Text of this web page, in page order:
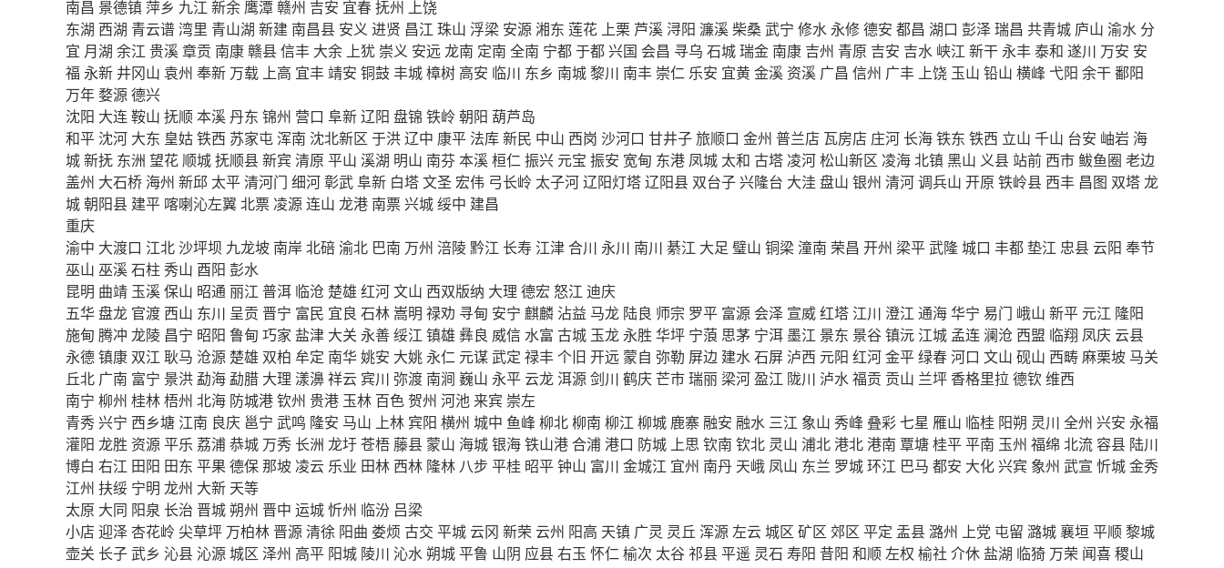
南昌 景德镇萍乡 九江 新余 鹰潭赣州 吉安 宜春抚州 上饶
东湖 西湖 青云谱湾里 青山湖 新建 南昌县 安义 进贤 昌江 珠山 浮梁 安源湘东 莲花 上栗 芦溪 浔阳 濂溪柴桑武宁 修水 永修德安 都昌 湖口 彭泽瑞昌 共青城 庐山 渝水 分
宜 月湖 余江 贵溪章贡 南康赣县信丰 大余 上犹 崇义 安远 龙南 定南 全南 宁都于都兴国 会昌 寻乌 石城瑞金 南康 吉州 青原 吉安 吉水 峡江 新干 永丰泰和 遂川 万安 安
福 永新 井冈山 袁州 奉新 万载 上高 宜丰靖安 铜鼓丰城樟树 高安 临川 东乡 南城黎川 南丰 崇仁 乐安 宜黄金溪 资溪 广昌 信州 广丰 上饶 玉山 铅山 横峰 弋阳 余干鄱阳
万年婺源德兴
沈阳 大连鞍山 抚顺本溪丹东 锦州 营口 阜新辽阳 盘锦 铁岭 朝阳 葫芦岛
和平 沈河 大东 皇姑铁西 苏家屯 浑南 沈北新区 于洪辽中 康平 法库新民 中山 西岗 沙河口 甘井子旅顺口 金州 普兰店 瓦房店 庄河 长海铁东 铁西 立山 千山 台安 岫岩 海
城新抚 东洲 望花 顺城抚顺县新宾 清原 平山 溪湖 明山 南芬 本溪桓仁振兴 元宝 振安 宽甸 东港 凤城 太和 古塔 凌河松山新区 凌海北镇黑山 义县 站前 西市 鲅鱼圈 老边
盖州 大石桥 海州 新邱 太平清河门 细河彰武阜新 白塔文圣宏伟 弓长岭 太子河辽阳灯塔辽阳县 双台子兴隆台 大洼 盘山 银州 清河调兵山 开原 铁岭县 西丰 昌图 双塔龙
城朝阳县 建平 喀喇沁左翼北票 凌源连山 龙港 南票兴城绥中 建昌
重庆
渝中 大渡口 江北沙坪坝 九龙坡 南岸北碚渝北 巴南 万州 涪陵黔江 长寿 江津合川 永川 南川 綦江 大足 璧山 铜梁潼南 荣昌 开州 梁平武隆城口 丰都 垫江 忠县 云阳 奉节
巫山 巫溪石柱 秀山 酉阳 彭水
昆明 曲靖 玉溪保山 昭通丽江 普洱 临沧 楚雄 红河文山 西双版纳 大理 德宏 怒江 迪庆
五华盘龙 官渡 西山 东川 呈贡 晋宁 富民 宜良 石林嵩明 禄劝 寻甸 安宁 麒麟 沾益 马龙 陆良 师宗 罗平 富源 会泽 宣威红塔 江川 澄江 通海华宁 易门 峨山 新平 元江 隆阳
施甸 腾冲 龙陵 昌宁 昭阳 鲁甸 巧家 盐津 大关 永善绥江 镇雄 彝良 威信水富 古城 玉龙 永胜 华坪 宁蒗 思茅 宁洱 墨江 景东 景谷镇沅 江城 孟连 澜沧 西盟 临翔 凤庆 云县
永德镇康 双江 耿马 沧源 楚雄 双柏 牟定 南华姚安 大姚 永仁 元谋武定 禄丰个旧 开远 蒙自 弥勒 屏边 建水石屏 泸西 元阳 红河金平绿春河口 文山 砚山 西畴麻栗坡 马关
丘北 广南 富宁 景洪 勐海 勐腊 大理 漾濞祥云 宾川 弥渡 南涧 巍山 永平 云龙 洱源剑川 鹤庆 芒市瑞丽 梁河盈江 陇川 泸水福贡 贡山 兰坪 香格里拉 德钦维西
南宁 柳州 桂林梧州 北海 防城港钦州 贵港 玉林 百色贺州 河池 来宾 崇左
青秀兴宁 西乡塘 江南 良庆 邕宁 武鸣 隆安 马山 上林 宾阳 横州 城中 鱼峰 柳北柳南 柳江 柳城 鹿寨融安 融水 三江 象山 秀峰 叠彩七星 雁山 临桂 阳朔 灵川 全州 兴安 永福
灌阳 龙胜 资源平乐 荔浦恭城 万秀 长洲 龙圩苍梧 藤县蒙山 海城银海铁山港合浦港口 防城 上思 钦南 钦北 灵山 浦北港北港南 覃塘桂平平南 玉州 福绵 北流 容县 陆川
博白 右江 田阳 田东 平果 德保那坡 凌云 乐业 田林 西林 隆林 八步 平桂 昭平钟山 富川 金城江 宜州 南丹 天峨 凤山 东兰 罗城环江 巴马 都安 大化兴宾 象州 武宣 忻城金秀
江州 扶绥 宁明 龙州 大新 天等
太原 大同 阳泉 长治 晋城朔州 晋中 运城忻州 临汾 吕梁
小店 迎泽杏花岭 尖草坪 万柏林 晋源清徐 阳曲 娄烦 古交 平城 云冈 新荣 云州 阳高 天镇 广灵 灵丘 浑源左云城区 矿区 郊区 平定 盂县潞州 上党 屯留 潞城襄垣平顺黎城
壶关 长子武乡 沁县沁源城区 泽州 高平 阳城 陵川 沁水朔城平鲁 山阴 应县右玉 怀仁榆次 太谷祁县平遥 灵石 寿阳 昔阳 和顺左权 榆社 介休 盐湖 临猗 万荣 闻喜稷山